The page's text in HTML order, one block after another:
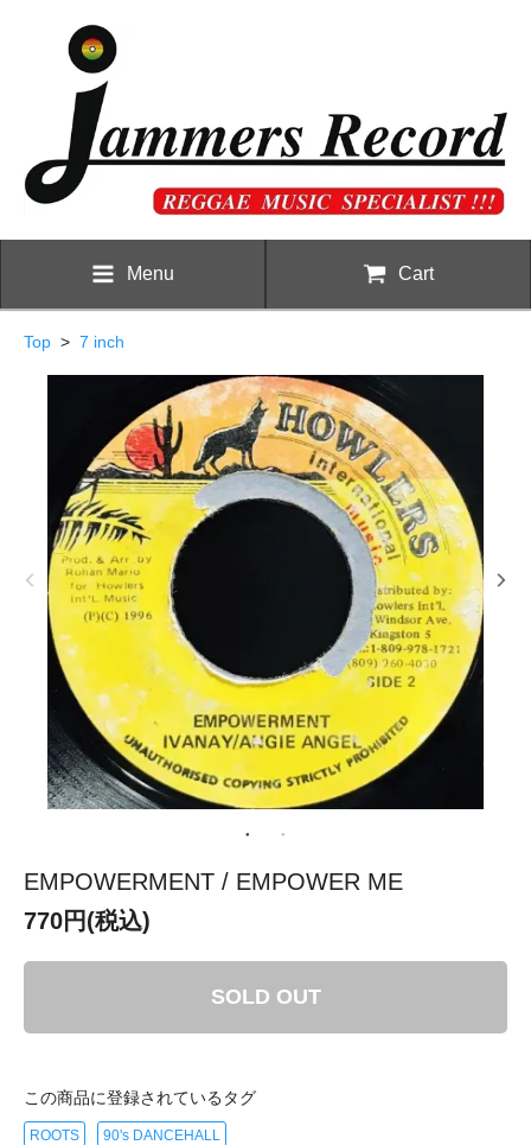
Menu Cart
Top > 7 inch
EMPOWERMENT / EMPOWER ME
770円(税込)
SOLD OUT
この商品に登録されているタグ
ROOTS 90's DANCEHALL